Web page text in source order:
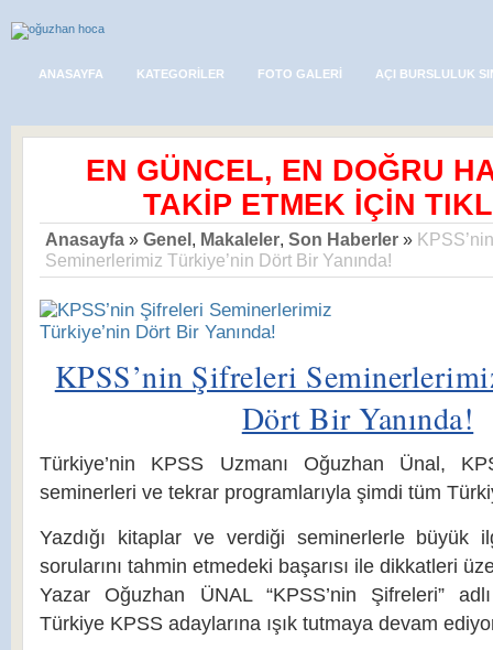
ANASAYFA KATEGORILER FOTO GALERI AÇI BURSLULUK
EN GÜNCEL, EN DOĞRU
TAKİP ETMEK İÇİN
Anasayfa » Genel, Makaleler, Son Haberler »
Seminerlerimiz Türkiye’nin Dört Bir Yanında!
KPSS’nin Şifreleri
Dört Bir Yanında!
Türkiye’nin KPSS Uzmanı Oğuzhan Ünal,
seminerleri ve tekrar programlarıyla şimdi tüm
Yazdığı kitaplar ve verdiği seminerlerle büyük
sorularını tahmin etmedeki başarısı ile dikkatleri
Yazar Oğuzhan ÜNAL “KPSS’nin Şifreleri”
Türkiye KPSS adaylarına ışık tutmaya devam